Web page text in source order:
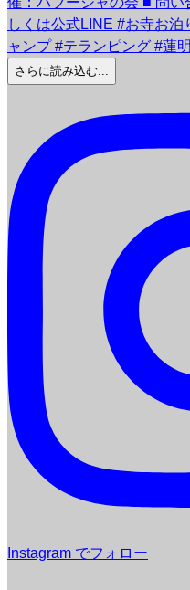
さらに読み込む...
Instagram でフォロー